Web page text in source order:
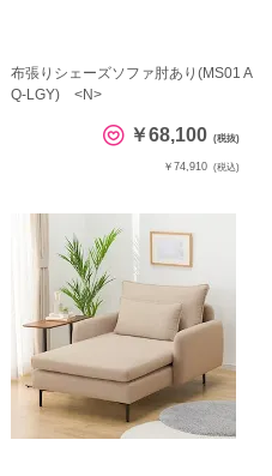
布張りシェーズソファ肘あり(MS01 A
Q-LGY) <N>
￥68,100 (税抜)
￥74,910 (税込)